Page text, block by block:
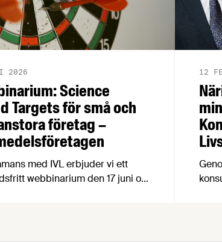
Science
Targets för små och
företag –
2026
med IVL erbjuder vi ett
webbinarium den 17 juni om
12